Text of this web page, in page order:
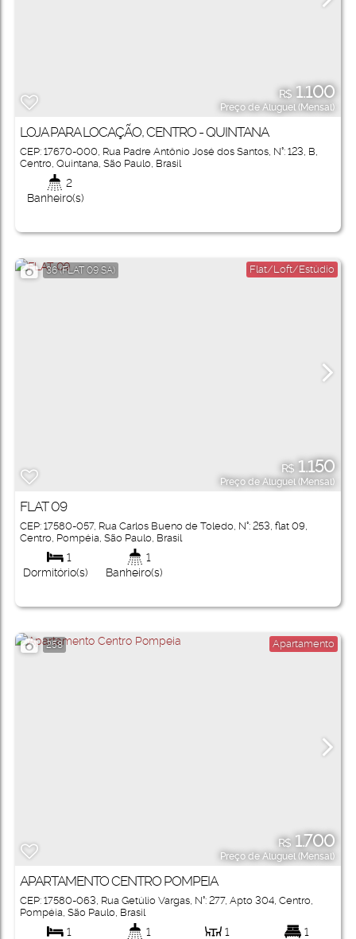
R$1.100
Preço de Aluguel (Mensal)
LOJA PARA LOCAÇÃO, CENTRO - QUINTANA
CEP: 17670-000, Rua Padre Antônio José dos Santos, N°: 123, B,
Centro, Quintana, São Paulo, Brasil
2
Banheiro(s)
36 (FLAT 09 SA) Flat/Loft/Estúdio
R$1.150
Preço de Aluguel (Mensal)
FLAT 09
CEP: 17580-057, Rua Carlos Bueno de Toledo, N°: 253, flat 09,
Centro, Pompéia, São Paulo, Brasil
1
Dormitório(s)
1
Banheiro(s)
258 Apartamento
R$1.700
Preço de Aluguel (Mensal)
APARTAMENTO CENTRO POMPEIA
CEP: 17580-063, Rua Getúlio Vargas, N°: 277, Apto 304, Centro,
Pompéia, São Paulo, Brasil
1 1 1 1